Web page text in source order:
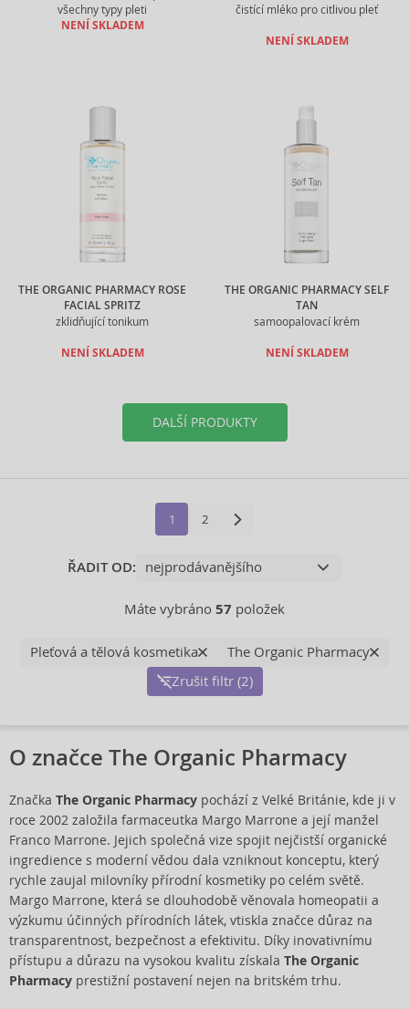
všechny typy pleti
NENÍ SKLADEM
čistící mléko pro citlivou pleť
NENÍ SKLADEM
THE ORGANIC PHARMACY ROSE
FACIAL SPRITZ
zklidňující tonikum
NENÍ SKLADEM
THE ORGANIC PHARMACY SELF
TAN
samoopalovací krém
NENÍ SKLADEM
DALŠÍ PRODUKTY
1 2
ŘADIT OD:
Máte vybráno 57 položek
Pleťová a tělová kosmetika
The Organic Pharmacy
Zrušit filtr (2)
O značce The Organic Pharmacy
Značka The Organic Pharmacy pochází z Velké Británie, kde ji v
roce 2002 založila farmaceutka Margo Marrone a její manžel
Franco Marrone. Jejich společná vize spojit nejčistší organické
ingredience s moderní vědou dala vzniknout konceptu, který
rychle zaujal milovníky přírodní kosmetiky po celém světě.
Margo Marrone, která se dlouhodobě věnovala homeopatii a
výzkumu účinných přírodních látek, vtiskla značce důraz na
transparentnost, bezpečnost a efektivitu. Díky inovativnímu
přístupu a důrazu na vysokou kvalitu získala The Organic
Pharmacy prestižní postavení nejen na britském trhu.